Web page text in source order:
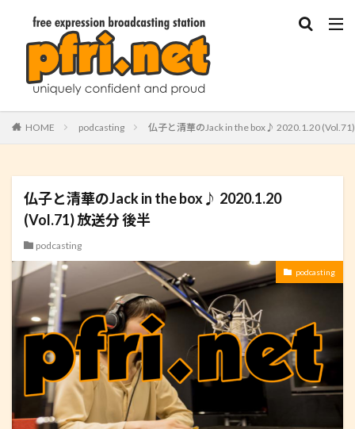
HOME podcasting 仏子と清華のJack in the box♪ 2020.1.20
仏子と清華のJack in the box♪ 2020.1.20
(Vol.71) 放送分 後半
podcasting
podcasting